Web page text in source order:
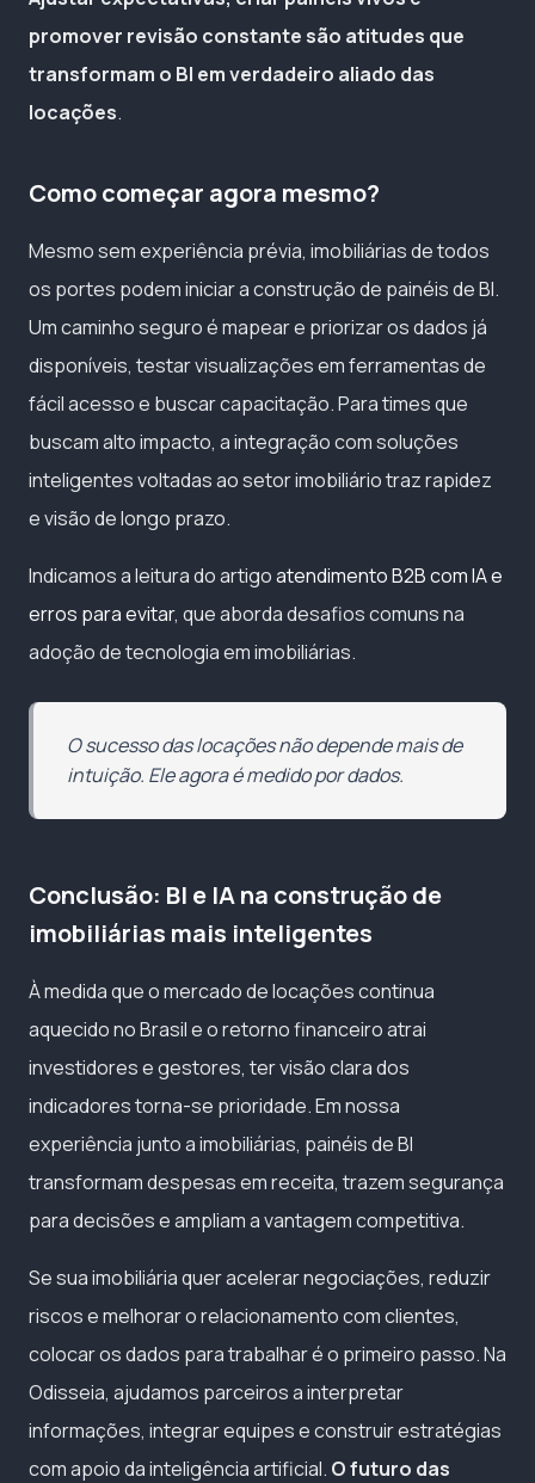
promover revisão constante são atitudes que
transformam o BI em verdadeiro aliado das
locações.
Como começar agora mesmo?
Mesmo sem experiência prévia, imobiliárias de todos
os portes podem iniciar a construção de painéis de BI.
Um caminho seguro é mapear e priorizar os dados já
disponíveis, testar visualizações em ferramentas de
fácil acesso e buscar capacitação. Para times que
buscam alto impacto, a integração com soluções
inteligentes voltadas ao setor imobiliário traz rapidez
e visão de longo prazo.
Indicamos a leitura do artigoatendimento B2B com IA e
erros para evitar, que aborda desafios comuns na
adoção de tecnologia em imobiliárias.
O sucesso das locações não depende mais de
intuição. Ele agora é medido por dados.
Conclusão: BI e IA na construção de
imobiliárias mais inteligentes
À medida que o mercado de locações continua
aquecido no Brasil e o retorno financeiro atrai
investidores e gestores, ter visão clara dos
indicadores torna-se prioridade. Em nossa
experiência junto a imobiliárias, painéis de BI
transformam despesas em receita, trazem segurança
para decisões e ampliam a vantagem competitiva.
Se sua imobiliária quer acelerar negociações, reduzir
riscos e melhorar o relacionamento com clientes,
colocar os dados para trabalhar é o primeiro passo. Na
Odisseia, ajudamos parceiros a interpretar
informações, integrar equipes e construir estratégias
com apoio da inteligência artificial. O futuro das